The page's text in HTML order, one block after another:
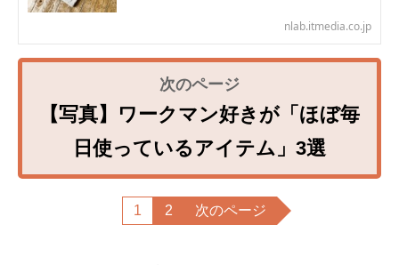
nlab.itmedia.co.jp
【写真】ワークマン好きが「ほぼ毎
日使っているアイテム」3選
1 2 次のページ